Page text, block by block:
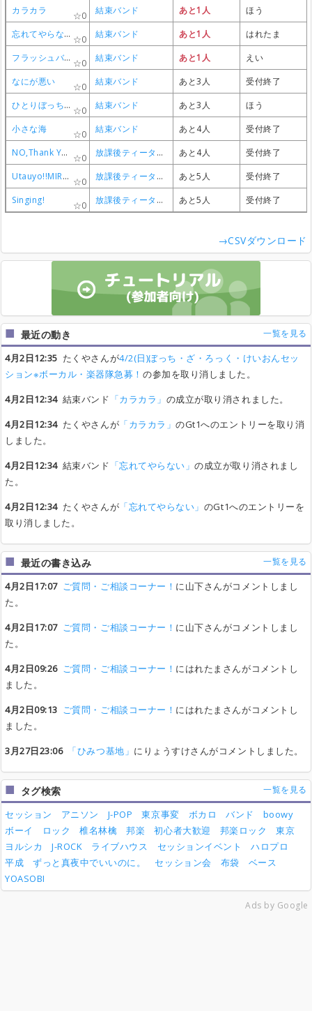
カラカラ
0 結束バンド あと1人
ほう
忘れてやらない
0 結束バンド あと1人
はれたま
フラッシュバッカー
0 結束バンド あと1人
えい
なにが悪い
0 結束バンド あと3人
受付終了
ひとりぼっち東京
0 結束バンド あと3人
ほう
小さな海
0 結束バンド あと4人
受付終了
NO,Thank You!
0 放課後ティータイム あと4人
受付終了
Utauyo!!MIRACLE
0 放課後ティータイム あと5人
受付終了
Singing!
0 放課後ティータイム あと5人 受付終了
カラカラ
0 結束バンド あと1人
ほう
忘れてやらない
0 結束バンド あと1人
はれたま
フラッシュバッカー
0 結束バンド あと1人
えい
なにが悪い
0 結束バンド あと3人
受付終了
ひとりぼっち東京
0 結束バンド あと3人
ほう
小さな海
0 結束バンド あと4人
受付終了
NO,Thank You!
0 放課後ティータイム あと4人
受付終了
Utauyo!!MIRACLE
0 放課後ティータイム あと5人
受付終了
Singing!
0 放課後ティータイム あと5人 受付終了
カラカラ
0 結束バンド あと1人
ほう
忘れてやらない
0 結束バンド あと1人
はれたま
フラッシュバッカー
0 結束バンド あと1人
えい
なにが悪い
0 結束バンド あと3人
受付終了
ひとりぼっち東京
0 結束バンド あと3人
ほう
小さな海
0 結束バンド あと4人
受付終了
NO,Thank You!
0 放課後ティータイム あと4人
受付終了
Utauyo!!MIRACLE
0 放課後ティータイム あと5人
受付終了
Singing!
0 放課後ティータイム あと5人 受付終了
カラカラ
0 結束バンド あと1人
ほう
忘れてやらない
0 結束バンド あと1人
はれたま
フラッシュバッカー
0 結束バンド あと1人
えい
なにが悪い
0 結束バンド あと3人
受付終了
ひとりぼっち東京
0 結束バンド あと3人
ほう
小さな海
0 結束バンド あと4人
受付終了
NO,Thank You!
0 放課後ティータイム あと4人
受付終了
Utauyo!!MIRACLE
0 放課後ティータイム あと5人
受付終了
Singing!
0 放課後ティータイム あと5人 受付終了
→CSVダウンロード
最近の動き 一覧を見る
4月2日12:35 たくやさんが4/2(日)ぼっち・ざ・ろっく・けいおんセッ
ション※ボーカル・楽器隊急募！ の参加を取り消しました。
4月2日12:34結束バンド 「カラカラ」 の成立が取り消されました。
4月2日12:34たくやさんが 「カラカラ」のGt1へのエントリーを取り消
しました。
4月2日12:34結束バンド 「忘れてやらない」の成立が取り消されまし
た。
4月2日12:34たくやさんが 「忘れてやらない」 のGt1へのエントリーを
取り消しました。
最近の書き込み 一覧を見る
4月2日17:07 ご質問・ご相談コーナー！ に山下さんがコメントしまし
た。
4月2日17:07 ご質問・ご相談コーナー！ に山下さんがコメントしまし
た。
4月2日09:26 ご質問・ご相談コーナー！ にはれたまさんがコメントし
ました。
4月2日09:13 ご質問・ご相談コーナー！ にはれたまさんがコメントし
ました。
3月27日23:06
「ひみつ基地」 にりょうすけさんがコメントしました。
タグ検索 一覧を見る
セッション アニソン J-POP 東京事変 ボカロ バンド
boowy
ボーイ
ロック 椎名林檎 邦楽 初心者大歓迎 邦楽ロック
東京
ヨルシカ
J-ROCK ライブハウス セッションイベント
ハロプロ
平成
ずっと真夜中でいいのに。 セッション会 布袋
ベース
YOASOBI
Ads by Google